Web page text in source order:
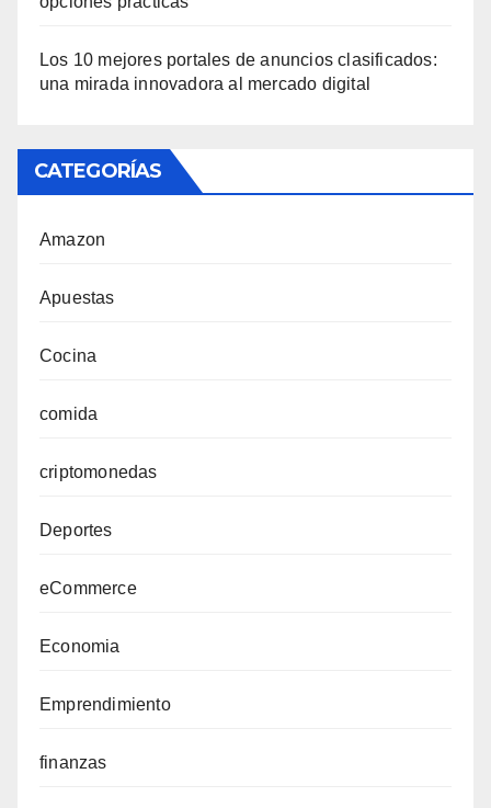
Los 10 mejores portales de anuncios clasificados:
una mirada innovadora al mercado digital
CATEGORÍAS
Amazon
Apuestas
Cocina
comida
criptomonedas
Deportes
eCommerce
Economia
Emprendimiento
finanzas